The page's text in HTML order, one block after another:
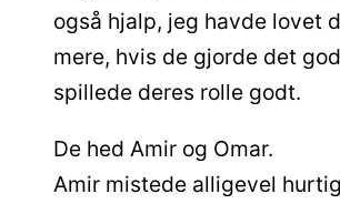
også hjalp, jeg havde lovet
mere, hvis de gjorde det
spillede deres rolle godt.
De hed Amir og Omar.
Amir mistede alligevel